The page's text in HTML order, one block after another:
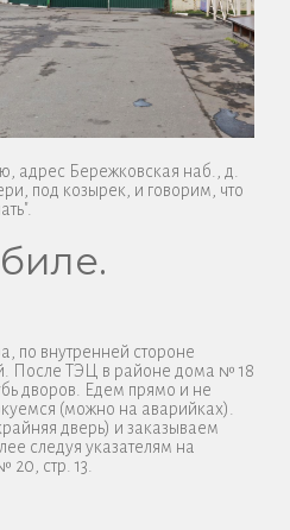
адрес Бережковская наб., д.
под козырек, и говорим, что
по внутренней стороне
После ТЭЦ в районе дома № 18
дворов. Едем прямо и не
(можно на аварийках).
дверь) и заказываем
следуя указателям на
стр. 13.